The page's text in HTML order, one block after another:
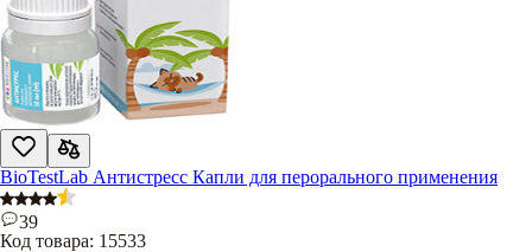
BioTestLab Антистресс Капли для перорального применения
39
Код товара: 15533